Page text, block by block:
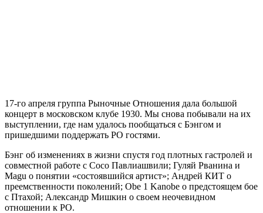
17-го апреля группа Рыночные Отношения дала большой
концерт в московском клубе 1930. Мы снова побывали на их
выступлении, где нам удалось пообщаться с Бэнгом и
пришедшими поддержать РО гостями.
Бэнг об изменениях в жизни спустя год плотных гастролей и
совместной работе с Сосо Павлиашвили; Гуляй Рванина и
Magu о понятии «состоявшийся артист»; Андрей КИТ о
преемственности поколений; Obe 1 Kanobe о предстоящем бое
с Птахой; Александр Мишкин о своем неочевидном
отношении к РО.